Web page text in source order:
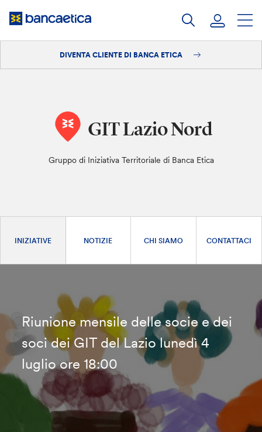
DIVENTA CLIENTE DI BANCA ETICA
GIT Lazio Nord
Gruppo di Iniziativa Territoriale di Banca Etica
INIZIATIVE NOTIZIE CHI SIAMO CONTATTACI
Riunione mensile delle socie e dei
soci dei GIT del Lazio lunedì 4
luglio ore 18:00